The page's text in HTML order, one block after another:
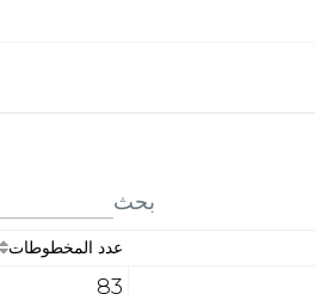
بحث
عدد المخطوطات
83